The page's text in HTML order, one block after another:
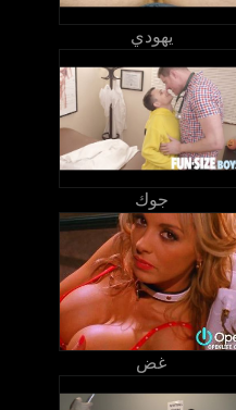
يهودي
جوك
غض